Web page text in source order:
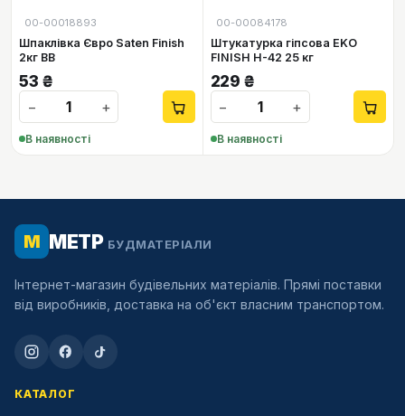
00-00018893
Шпаклівка Євро Saten Finish
2кг ВВ
53 ₴
−
+
В наявності
00-00084178
Штукатурка гіпсова EKO
FINISH H-42 25 кг
229 ₴
−
+
В наявності
М МЕТР БУДМАТЕРІАЛИ
Інтернет-магазин будівельних матеріалів. Прямі поставки
від виробників, доставка на об'єкт власним транспортом.
КАТАЛОГ